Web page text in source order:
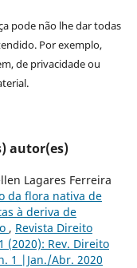
pode não lhe dar todas
Por exemplo,
de privacidade ou
autor(es)
Lagares Ferreira
da flora nativa de
à deriva de
, Revista Direito
(2020): Rev. Direito
1 |Jan./Abr. 2020